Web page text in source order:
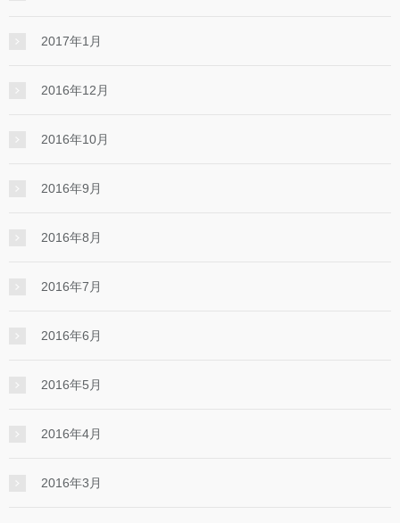
2017年1月
2016年12月
2016年10月
2016年9月
2016年8月
2016年7月
2016年6月
2016年5月
2016年4月
2016年3月